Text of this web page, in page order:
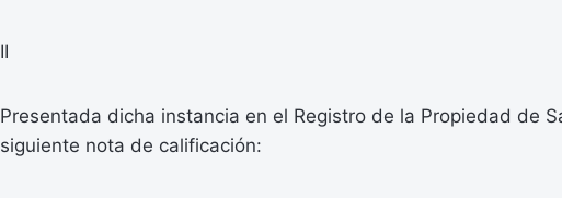
II
Presentada dicha instancia en el Registro de la Propiedad de
siguiente nota de calificación: